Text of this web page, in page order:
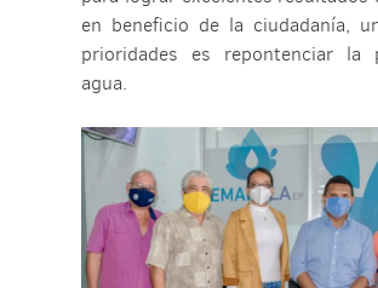
en beneficio de la ciudadanía,
prioridades es repontenciar la
agua.